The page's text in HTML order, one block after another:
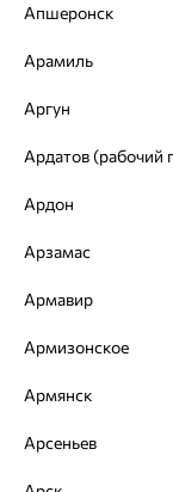
Каталог
Акции
Магазины
Покупателям
О нас
ул. Зегеля, 27/2
Апшеронск
Арамиль
Аргун
Ардон
Арзамас
Армавир
Армизонское
Армянск
Арсеньев